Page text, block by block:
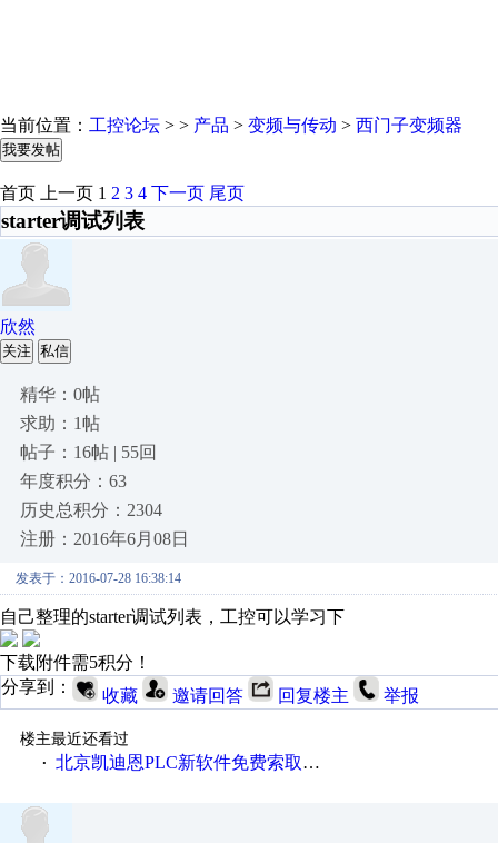
当前位置： 工控论坛 > > 产品 > 变频与传动 > 西门子变频器
我要发帖
首页 上一页 1 2 3 4 下一页 尾页
starter调试列表
欣然
关注 私信
精华：0帖
求助：1帖
帖子：16帖 | 55回
年度积分：63
历史总积分：2304
注册：2016年6月08日
发表于：2016-07-28 16:38:14
自己整理的starter调试列表，工控可以学习下
下载附件需5积分！
分享到：
收藏 邀请回答 回复楼主 举报
楼主最近还看过
· 北京凯迪恩PLC新软件免费索取、下载